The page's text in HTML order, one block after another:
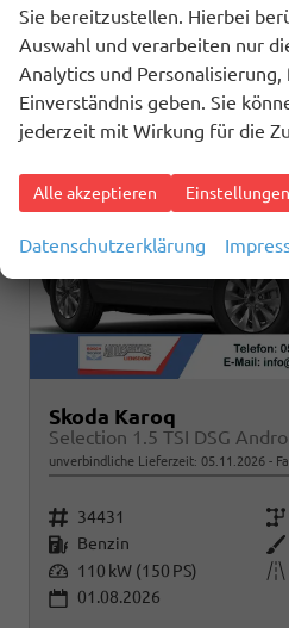
Skoda Karoq
unverbindliche Lieferzeit: 05.11.2026
Fahrzeugnr. 34431 Getriebe
Kraftstoff Benzin Außenfarbe
Leistung 110 kW (150 PS) Kilometerstand
01.08.2026
Sie bereitzustellen. Hierbei
Auswahl und verarbeiten nur
Analytics und
Einverständnis geben. Sie
jederzeit mit Wirkung für die
Alle akzeptieren Einstellungen
Datenschutzerklärung